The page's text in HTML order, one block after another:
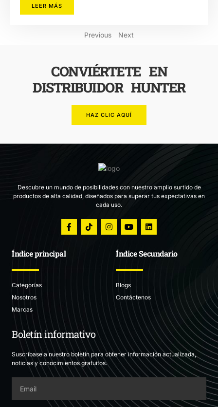
LEER MÁS
Previous Next
CONVIÉRTETE EN
DISTRIBUIDOR HUNTER
HAZ CLIC AQUÍ
Descubre un mundo de posibilidades con nuestro amplio surtido de
productos de alta calidad, diseñados para superar tus expectativas en
cada uso.
Índice principal
Categorías
Nosotros
Marcas
Índice Secundario
Blogs
Contáctenos
Boletín informativo
Suscríbase a nuestro boletín para obtener información actualizada,
noticias y conocimientos gratuitos.